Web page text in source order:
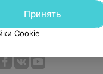
Принять
Cookie